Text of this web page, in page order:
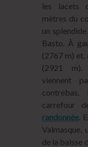
les lacets
mètres du
un
Basto. À
(2767 m) et,
(2921 m).
viennent
contrebas.
carrefour
randonnée .
Valmasque,
de la baisse